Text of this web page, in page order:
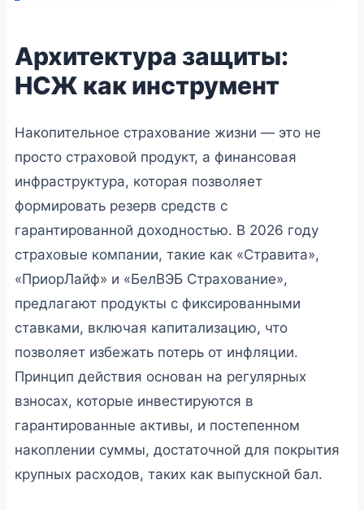
Архитектура защиты:
НСЖ как инструмент
Накопительное страхование жизни — это не
просто страховой продукт, а финансовая
инфраструктура, которая позволяет
формировать резерв средств с
гарантированной доходностью. В 2026 году
страховые компании, такие как «Стравита»,
«ПриорЛайф» и «БелВЭБ Страхование»,
предлагают продукты с фиксированными
ставками, включая капитализацию, что
позволяет избежать потерь от инфляции.
Принцип действия основан на регулярных
взносах, которые инвестируются в
гарантированные активы, и постепенном
накоплении суммы, достаточной для покрытия
крупных расходов, таких как выпускной бал.